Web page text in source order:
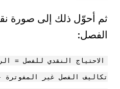
ثم أحوّل ذلك إلى صورة
الفصل:
الاحتياج النقدي للفصل =
تكاليف الفصل غير